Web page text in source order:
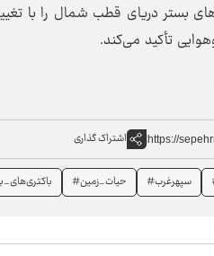
بستر دریای قطب شمال را
تأکید می‌کند.
https:// اشتراک گذاری
سپهرغرب# حیات_زمین#